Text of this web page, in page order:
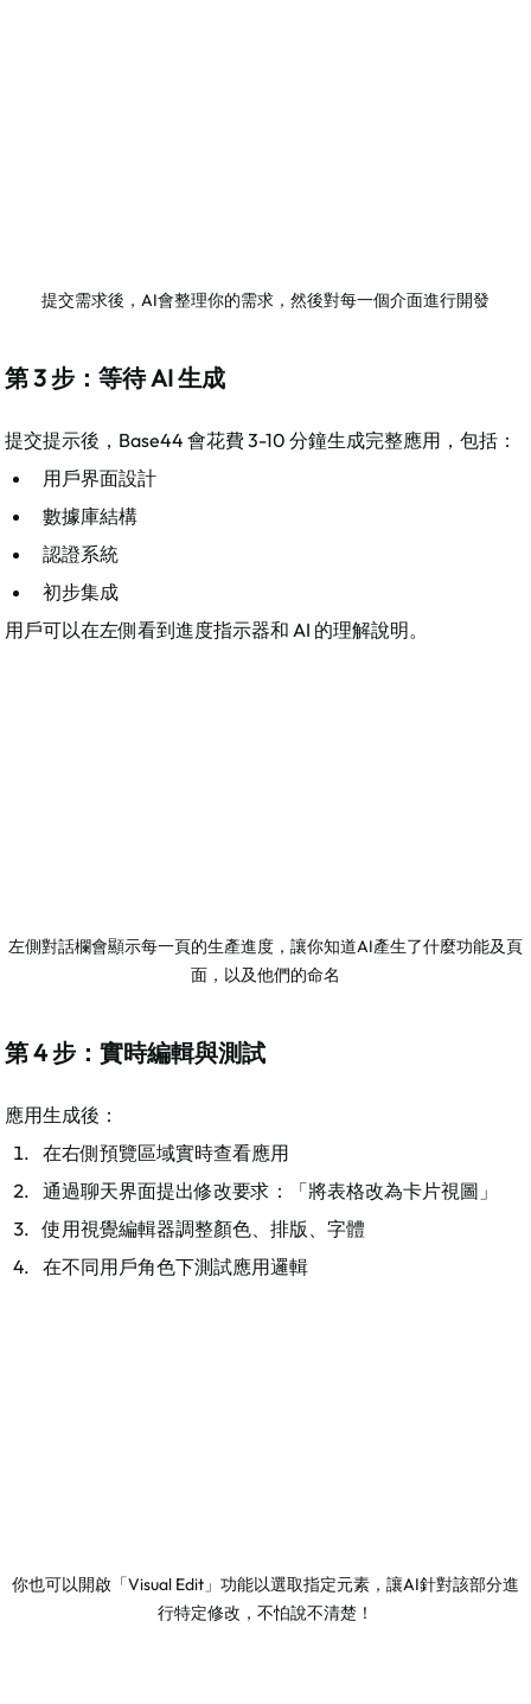
提交需求後，AI會整理你的需求，然後對每一個介面進行開發
第 3 步：等待 AI 生成
提交提示後，Base44 會花費 3-10 分鐘生成完整應用，包括：
用戶界面設計
數據庫結構
認證系統
初步集成
用戶可以在左側看到進度指示器和 AI 的理解說明。​
左側對話欄會顯示每一頁的生產進度，讓你知道AI產生了什麼功能及頁
面，以及他們的命名
第 4 步：實時編輯與測試
應用生成後：
在右側預覽區域實時查看應用
通過聊天界面提出修改要求：「將表格改為卡片視圖」
使用視覺編輯器調整顏色、排版、字體
在不同用戶角色下測試應用邏輯
你也可以開啟「Visual Edit」功能以選取指定元素，讓AI針對該部分進
行特定修改，不怕說不清楚！